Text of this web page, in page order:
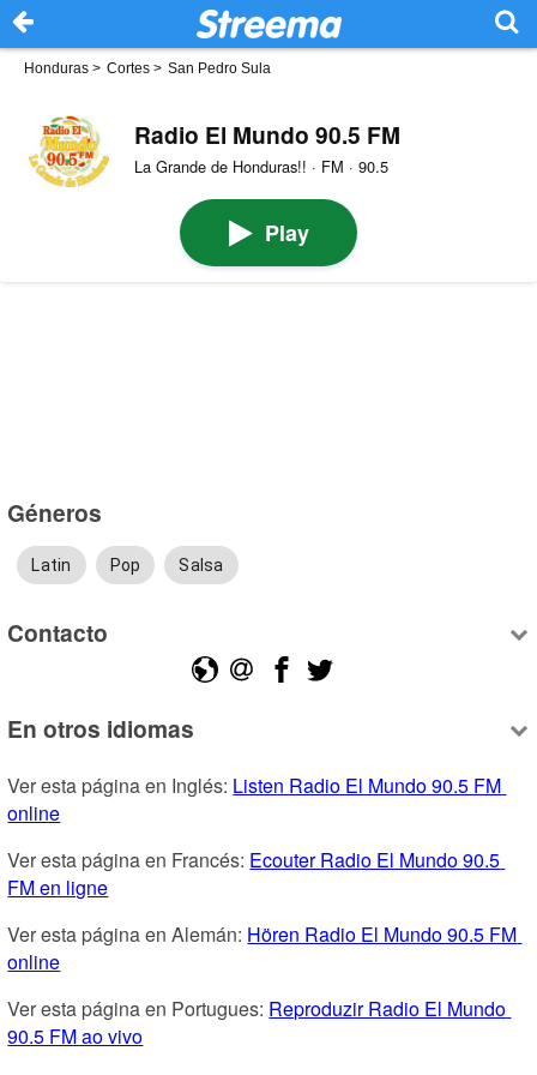
Honduras > Cortes > San Pedro Sula
Radio El Mundo 90.5 FM
La Grande de Honduras!! · FM · 90.5
Play
Géneros
Latin Pop Salsa
Contacto
En otros idiomas
Ver esta página en Inglés: Listen Radio El Mundo 90.5 FM
online
Ver esta página en Francés: Ecouter Radio El Mundo 90.5
FM en ligne
Ver esta página en Alemán: Hören Radio El Mundo 90.5 FM
online
Ver esta página en Portugues: Reproduzir Radio El Mundo
90.5 FM ao vivo